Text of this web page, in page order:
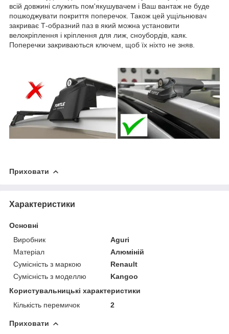
всій довжині служить пом'якушувачем і Ваш вантаж не буде
пошкоджувати покриття поперечок. Також цей ущільнювач
закриває Т-образний паз в який можна установити
велокріплення і кріплення для лиж, сноубордів, каяк.
Поперечки закриваються ключем, щоб їх ніхто не зняв.
Приховати
Характеристики
Основні
Виробник
Aguri
Матеріал
Алюміній
Сумісність з маркою
Renault
Сумісність з моделлю
Kangoo
Користувальницькі характеристики
Кількість перемичок
2
Приховати